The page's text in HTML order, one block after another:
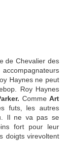
de Chevalier des
Haynes ne peut
Roy Haynes
CommeArt
futs, les autres
Il ne va pas se
fort pour leur
doigts virevoltent